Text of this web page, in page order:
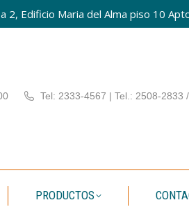
2, Edificio Maria del Alma piso 10
Tel: 2333-4567 | Tel.: 2508-2833
PRODUCTOS
PRODUCTOS